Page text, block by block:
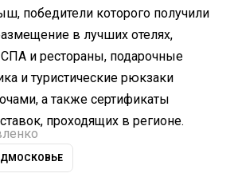
победители которого получили
в лучших отелях,
и рестораны, подарочные
и туристические рюкзаки
а также сертификаты
проходящих в регионе.